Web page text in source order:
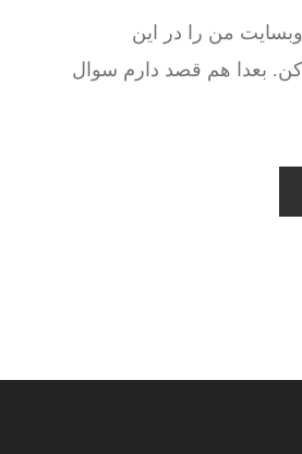
وبسایت من را در این
بعدا هم قصد دارم سوال